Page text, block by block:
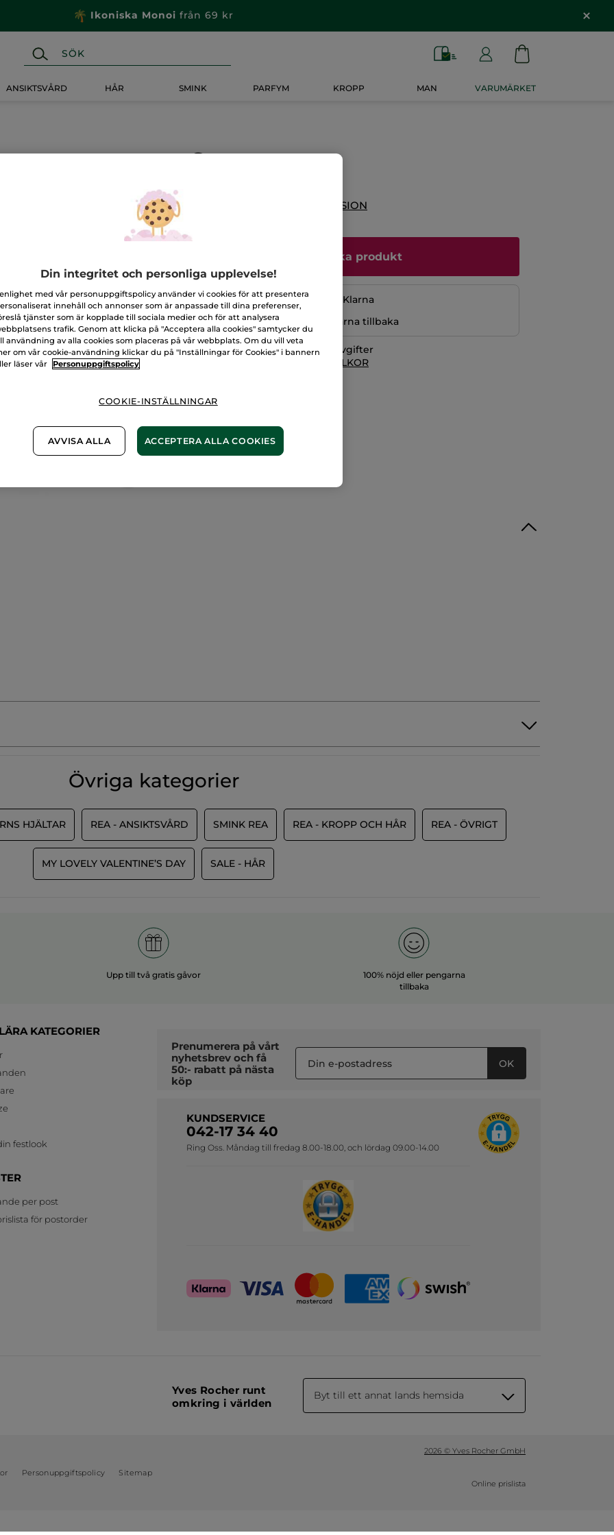
Ikoniska Monoi från 69 kr
ANSIKTSVÅRD HÅR SMINK PARFYM KROPP MAN VARUMÄRKET
Set
LÄGG TILL RECENSION
Bevaka produkt
Säker betalning med Klarna
100% nöjd eller pengarna tillbaka
Frakt- och expeditionsavgifter
LÄS MER I VÅRA KÖPVILLKOR
Övriga kategorier
HJÄLTAR REA - ANSIKTSVÅRD SMINK REA REA - KROPP OCH HÅR REA - ÖVRIGT
MY LOVELY VALENTINE’S DAY SALE - HÅR
Upp till två gratis gåvor
100% nöjd eller pengarna
tillbaka
KATEGORIER
festlook
per post
för postorder
Prenumerera på vårt
nyhetsbrev och få
50:- rabatt på nästa
köp
OK
KUNDSERVICE
042-17 34 40
Ring Oss. Måndag till fredag 8.00-18.00, och lördag 09.00-14.00
Yves Rocher runt
omkring i världen
Byt till ett annat lands hemsida
Personuppgiftspolicy Sitemap
2026 © Yves Rocher GmbH
Online prislista
Din integritet och personliga upplevelse!
med vår personuppgiftspolicy använder vi cookies för att presentera
innehåll och annonser som är anpassade till dina preferenser,
tjänster som är kopplade till sociala medier och för att analysera
trafik. Genom att klicka på "Acceptera alla cookies" samtycker du
användning av alla cookies som placeras på vår webbplats. Om du vill veta
om vår cookie-användning klickar du på "Inställningar för Cookies" i bannern
läser vår
Personuppgiftspolicy
COOKIE-INSTÄLLNINGAR
AVVISA ALLA ACCEPTERA ALLA COOKIES